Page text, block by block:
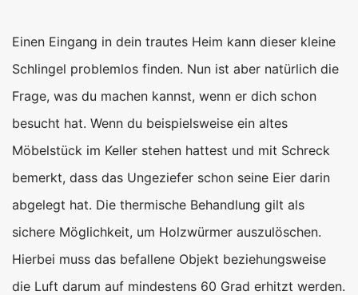
Einen Eingang in dein trautes Heim kann dieser kleine
Schlingel problemlos finden. Nun ist aber natürlich die
Frage, was du machen kannst, wenn er dich schon
besucht hat. Wenn du beispielsweise ein altes
Möbelstück im Keller stehen hattest und mit Schreck
bemerkt, dass das Ungeziefer schon seine Eier darin
abgelegt hat. Die thermische Behandlung gilt als
sichere Möglichkeit, um Holzwürmer auszulöschen.
Hierbei muss das befallene Objekt beziehungsweise
die Luft darum auf mindestens 60 Grad erhitzt werden.